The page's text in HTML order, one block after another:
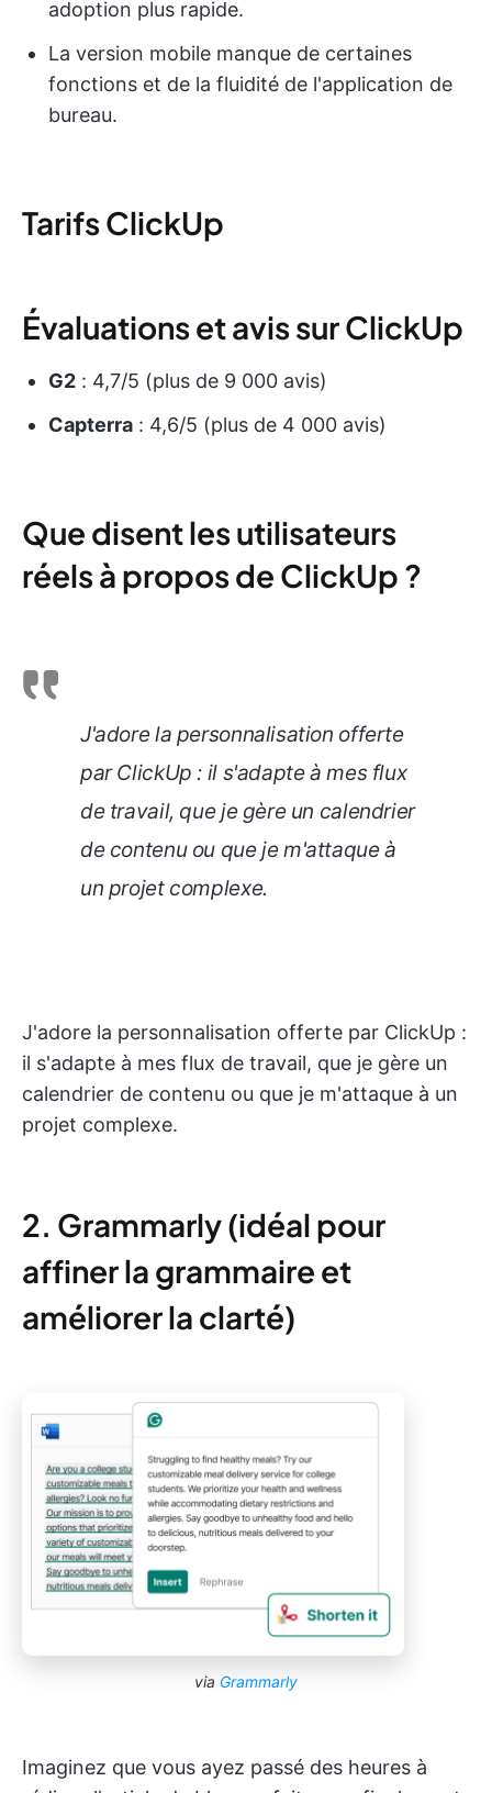
adoption plus rapide.
La version mobile manque de certaines
fonctions et de la fluidité de l'application de
bureau.
Tarifs ClickUp
Évaluations et avis sur ClickUp
G2 : 4,7/5 (plus de 9 000 avis)
Capterra : 4,6/5 (plus de 4 000 avis)
Que disent les utilisateurs
réels à propos de ClickUp ?
J'adore la personnalisation offerte
par ClickUp : il s'adapte à mes flux
de travail, que je gère un calendrier
de contenu ou que je m'attaque à
un projet complexe.
J'adore la personnalisation offerte par ClickUp :
il s'adapte à mes flux de travail, que je gère un
calendrier de contenu ou que je m'attaque à un
projet complexe.
2. Grammarly (idéal pour
affiner la grammaire et
améliorer la clarté)
via Grammarly
Imaginez que vous ayez passé des heures à